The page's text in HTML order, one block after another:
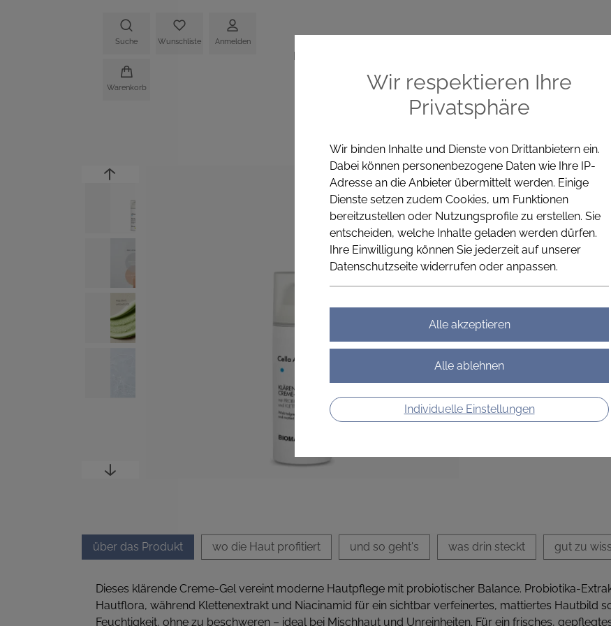
Suche Wunschliste Anmelden
Warenkorb
HOME
Cella Apotheke
Klärendes
Balance für Haut im
Leichtes Creme-Gel mit
ins Gleichgewicht und
€ 24,90
Preis inkl. MwSt.
zzgl. Versandkosten
über das Produkt wo die Haut profitiert und so geht's was drin steckt gut zu
Dieses klärende Creme-Gel vereint moderne Hautpflege mit probiotischer Balance. Probiotika-
Hautflora, während Klettenextrakt und Niacinamid für ein sichtbar verfeinertes, mattiertes Hautbild
Feuchtigkeit, ohne zu beschweren – ideal bei Mischhaut und Unreinheiten. Für ein frisches,
Wir respektieren Ihre
Privatsphäre
Wir binden Inhalte und Dienste von Drittanbietern ein.
Dabei können personenbezogene Daten wie Ihre IP-
Adresse an die Anbieter übermittelt werden. Einige
Dienste setzen zudem Cookies, um Funktionen
bereitzustellen oder Nutzungsprofile zu erstellen. Sie
entscheiden, welche Inhalte geladen werden dürfen.
Ihre Einwilligung können Sie jederzeit auf unserer
Datenschutzseite widerrufen oder anpassen.
Individuelle Einstellungen